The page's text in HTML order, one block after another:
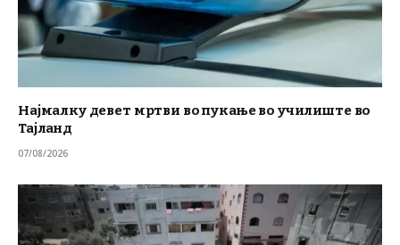
Најмалку девет мртви во пукање во училиште во
Тајланд
07/08/2026